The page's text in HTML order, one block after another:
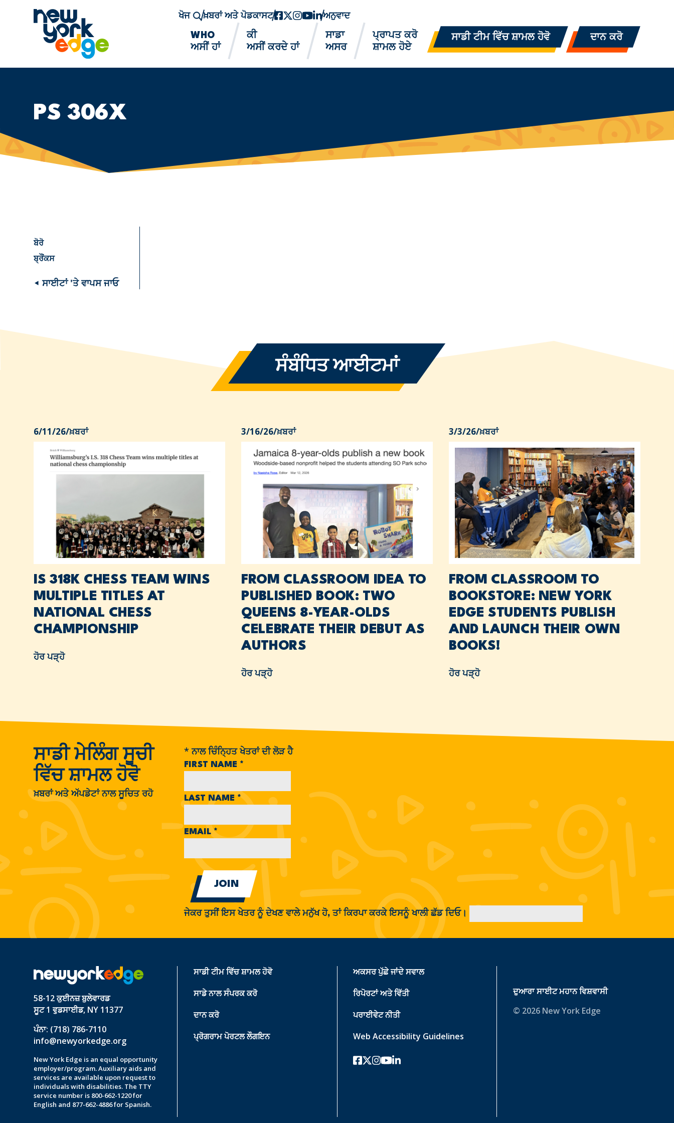
ਮੁੱਖ ਸਮੱਗਰੀ ਤੇ ਜਾਓ
ਖੋਜ ਖ਼ਬਰਾਂ ਅਤੇ ਪੋਡਕਾਸਟਫੇਸਬੁੱਕ
ਟਵਿੱਟਰ-ਐਕਸ
instagram
youtube
ਲਿੰਕਡਇਨ
ਅਨੁਵਾਦ
WHO
ਅਸੀਂ ਹਾਂ
ਕੀ
ਅਸੀਂ ਕਰਦੇ ਹਾਂ
ਸਾਡਾ
ਅਸਰ
ਪ੍ਰਾਪਤ ਕਰੋ
ਸ਼ਾਮਲ ਹੋਏ
ਸਾਡੀ ਟੀਮ ਵਿੱਚ ਸ਼ਾਮਲ ਹੋਵੋ ਦਾਨ ਕਰੋ
PS 306X
ਬੋਰੋ
ਬ੍ਰੌਂਕਸ
◂ ਸਾਈਟਾਂ 'ਤੇ ਵਾਪਸ ਜਾਓ
ਸੰਬੰਧਿਤ ਆਈਟਮਾਂ
6/11/26/ਖ਼ਬਰਾਂ
IS 318K CHESS TEAM WINS
MULTIPLE TITLES AT
NATIONAL CHESS
CHAMPIONSHIP
ਹੋਰ ਪੜ੍ਹੋ
3/16/26/ਖ਼ਬਰਾਂ
FROM CLASSROOM IDEA TO
PUBLISHED BOOK: TWO
QUEENS 8-YEAR-OLDS
CELEBRATE THEIR DEBUT AS
AUTHORS
ਹੋਰ ਪੜ੍ਹੋ
3/3/26/ਖ਼ਬਰਾਂ
FROM CLASSROOM TO
BOOKSTORE: NEW YORK
EDGE STUDENTS PUBLISH
AND LAUNCH THEIR OWN
BOOKS!
ਹੋਰ ਪੜ੍ਹੋ
ਸਾਡੀ ਮੇਲਿੰਗ ਸੂਚੀ
ਵਿੱਚ ਸ਼ਾਮਲ ਹੋਵੋ
ਖ਼ਬਰਾਂ ਅਤੇ ਅੱਪਡੇਟਾਂ ਨਾਲ ਸੂਚਿਤ ਰਹੋ
* ਨਾਲ ਚਿੰਨ੍ਹਿਤ ਖੇਤਰਾਂ ਦੀ ਲੋੜ ਹੈ
FIRST NAME *
LAST NAME*
EMAIL*
ਜੇਕਰ ਤੁਸੀਂ ਇਸ ਖੇਤਰ ਨੂੰ ਦੇਖਣ ਵਾਲੇ ਮਨੁੱਖ ਹੋ, ਤਾਂ ਕਿਰਪਾ ਕਰਕੇ ਇਸਨੂੰ ਖਾਲੀ ਛੱਡ ਦਿਓ।
58-12 ਕੁਈਨਜ਼ ਬੁਲੇਵਾਰਡ
ਸੂਟ 1 ਵੁਡਸਾਈਡ, NY 11377
ਪੰਨਾ: (718) 786-7110
info@newyorkedge.org
New York Edge is an equal opportunity
employer/program. Auxiliary aids and
services are available upon request to
individuals with disabilities. The TTY
service number is 800-662-1220 for
English and 877-662-4886 for Spanish.
ਸਾਡੀ ਟੀਮ ਵਿੱਚ ਸ਼ਾਮਲ ਹੋਵੋ
ਸਾਡੇ ਨਾਲ ਸੰਪਰਕ ਕਰੋ
ਦਾਨ ਕਰੋ
ਪ੍ਰੋਗਰਾਮ ਪੋਰਟਲ ਲੌਗਇਨ
ਅਕਸਰ ਪੁੱਛੇ ਜਾਂਦੇ ਸਵਾਲ
ਰਿਪੋਰਟਾਂ ਅਤੇ ਵਿੱਤੀ
ਪਰਾਈਵੇਟ ਨੀਤੀ
Web Accessibility Guidelines
ਫੇਸਬੁੱਕ
ਟਵਿੱਟਰ-ਐਕਸ
instagram
youtube
ਲਿੰਕਡਇਨ
ਦੁਆਰਾ ਸਾਈਟਮਹਾਨ ਵਿਸ਼ਵਾਸੀ
© 2026 New York Edge